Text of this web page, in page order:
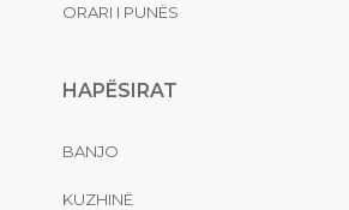
ORARI I PUNËS
HAPËSIRAT
BANJO
KUZHINË